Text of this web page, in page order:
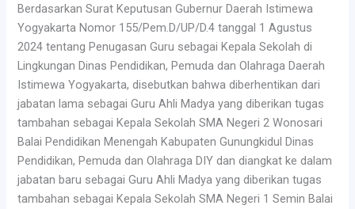
Berdasarkan Surat Keputusan Gubernur Daerah Istimewa
Yogyakarta Nomor 155/Pem.D/UP/D.4 tanggal 1 Agustus
2024 tentang Penugasan Guru sebagai Kepala Sekolah di
Lingkungan Dinas Pendidikan, Pemuda dan Olahraga Daerah
Istimewa Yogyakarta, disebutkan bahwa diberhentikan dari
jabatan lama sebagai Guru Ahli Madya yang diberikan tugas
tambahan sebagai Kepala Sekolah SMA Negeri 2 Wonosari
Balai Pendidikan Menengah Kabupaten Gunungkidul Dinas
Pendidikan, Pemuda dan Olahraga DIY dan diangkat ke dalam
jabatan baru sebagai Guru Ahli Madya yang diberikan tugas
tambahan sebagai Kepala Sekolah SMA Negeri 1 Semin Balai